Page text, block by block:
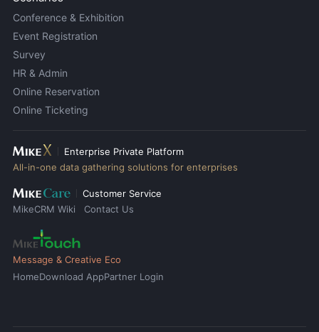
Conference & Exhibition
Event Registration
Survey
HR & Admin
Online Reservation
Online Ticketing
Enterprise Private Platform
All-in-one data gathering solutions for enterprises
Customer Service
MikeCRM Wiki
Contact Us
Message & Creative Eco
HomeDownload AppPartner Login